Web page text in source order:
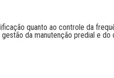
quanto ao controle da
da manutenção predial e do